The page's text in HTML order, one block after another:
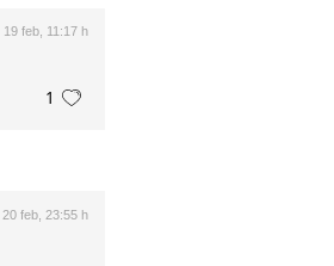
19 feb, 11:17 h
1
20 feb, 23:55 h